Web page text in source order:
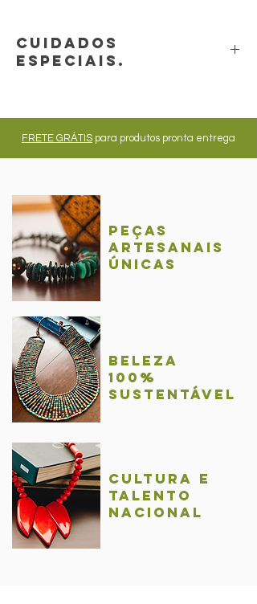
Cuidados
especiais.
FRETE GRÁTIS para produtos pronta entrega
Peças
Artesanais
únicas
BelezA
100%
sustentável
Cultura e
talentO
nacional